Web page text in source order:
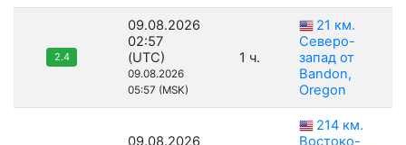
2.4
09.08.2026
02:57
(UTC)
09.08.2026
05:57 (MSK)
1 ч.
21 км.
Северо-
запад от
Bandon,
Oregon
09.08.2026
214 км.
Востоко-